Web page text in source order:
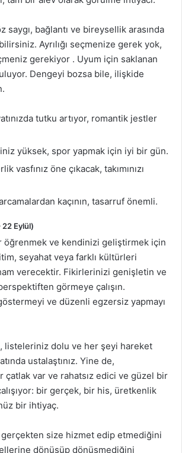
saygı, bağlantı ve bireysellik arasında
Ayrılığı seçmenize gerek yok,
gerekiyor . Uyum için saklanan
Dengeyi bozsa bile, ilişkide
tutku artıyor, romantik jestler
yüksek, spor yapmak için iyi bir gün.
vasfınız öne çıkacak, takımınızı
kaçının, tasarruf önemli.
22 Eylül)
öğrenmek ve kendinizi geliştirmek için
seyahat veya farklı kültürleri
verecektir. Fikirlerinizi genişletin ve
görmeye çalışın.
ve düzenli egzersiz yapmayı
listeleriniz dolu ve her şeyi hareket
ustalaştınız. Yine de,
çatlak var ve rahatsız edici ve güzel bir
bir gerçek, bir his, üretkenlik
bir ihtiyaç.
gerçekten size hizmet edip etmediğini
dönüşüp dönüşmediğini